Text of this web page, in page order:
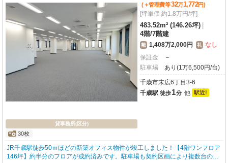
貸事務所(区分)
30枚
(＋管理費等32万1,772円)
[坪単価 約1.8万円/坪]
483.52m² (146.26坪)
4階/7階建
敷 1,408万2,000円 礼 なし
保証金
－
駐車場
あり(1万6,500円/台)
千歳市末広6丁目3-6
千歳駅 徒歩1分 他 駅近!
JR千歳駅徒歩50ｍほどの新築オフィス物件が竣工しました！【4階ワンフロア
146坪】約半分のフロアが成約済みです。駐車場も契約区画により複数台の契